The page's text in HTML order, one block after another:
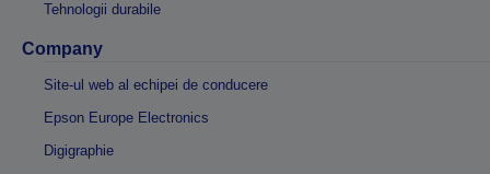
Tehnologii durabile
Company
Site-ul web al echipei de conducere
Epson Europe Electronics
Digigraphie